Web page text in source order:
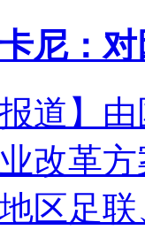
尼：
道】由
改革
区足